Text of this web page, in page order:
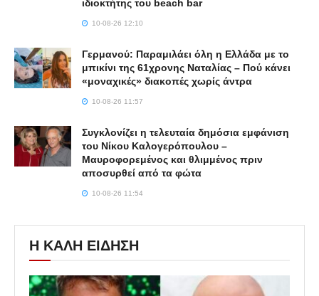
ιδιοκτήτης του beach bar
10-08-26 12:10
Γερμανού: Παραμιλάει όλη η Ελλάδα με το
μπικίνι της 61χρονης Ναταλίας – Πού κάνει
«μοναχικές» διακοπές χωρίς άντρα
10-08-26 11:57
Συγκλονίζει η τελευταία δημόσια εμφάνιση
του Νίκου Καλογερόπουλου –
Μαυροφορεμένος και θλιμμένος πριν
αποσυρθεί από τα φώτα
10-08-26 11:54
Η ΚΑΛΗ ΕΙΔΗΣΗ